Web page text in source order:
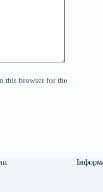
this browser for the